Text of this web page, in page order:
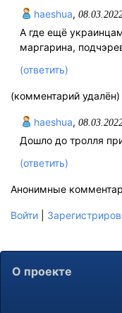
haeshua,
А где ещё
маргарина,
(ответить)
(комментарий удалён)
haeshua,
Дошло до тролля
(ответить)
Анонимные
Войти
О проекте